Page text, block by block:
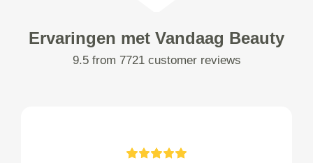
Ervaringen met Vandaag Beauty
9.5 from 7721 customer reviews